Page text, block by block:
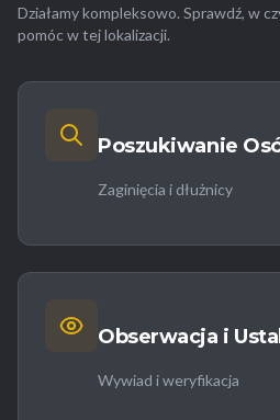
Działamy kompleksowo. Sprawdź, w
pomóc w tej lokalizacji.
Poszukiwanie
Zaginięcia i dłużnicy
Obserwacja i
Wywiad i weryfikacja